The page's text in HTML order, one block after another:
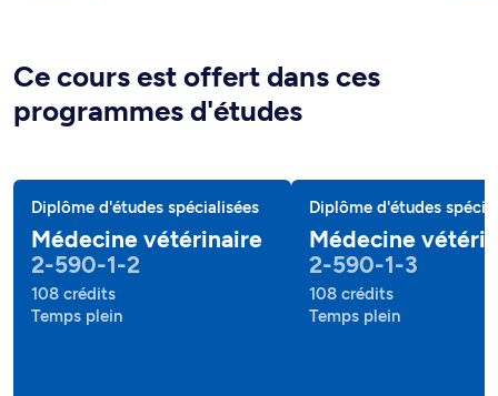
Ce cours est offert dans ces
programmes d'études
Diplôme d'études spécialisées
Médecine vétérinaire
2-590-1-2
108 crédits
Temps plein
Diplôme d'études
Médecine
2-590-1-3
108 crédits
Temps plein